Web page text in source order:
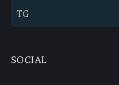
TG
SOCIAL